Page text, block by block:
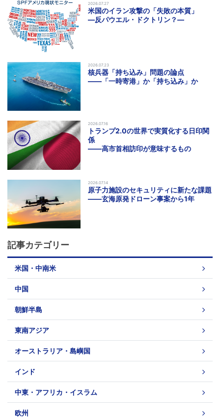
2026.07.27
米国のイラン攻撃の「失敗の本質」
―反パウエル・ドクトリン？―
2026.07.23
核兵器「持ち込み」問題の論点
――「一時寄港」か「持ち込み」か
2026.07.16
トランプ2.0の世界で実質化する日印関
係
――高市首相訪印が意味するもの
2026.07.14
原子力施設のセキュリティに新たな課題
――玄海原発ドローン事案から1年
記事カテゴリー
米国・中南米
中国
朝鮮半島
東南アジア
オーストラリア・島嶼国
インド
中東・アフリカ・イスラム
欧州